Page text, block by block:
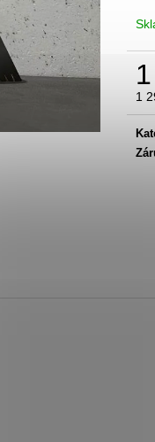
1
- BÉŽOVÝ ODSTÍN